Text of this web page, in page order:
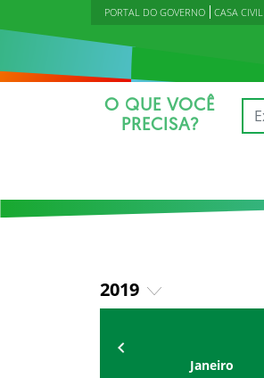
PORTAL DO GOVERNO CASA CIVIL
O QUE VOCÊ
PRECISA?
2019
2020
Janeiro